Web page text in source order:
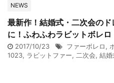
NEWS
最新作！結婚式・二次会のド
に！ふわふわラビットボレ
2017/10/23 ファーボレロ,
1023, ラビットファー, 二次会, 結婚